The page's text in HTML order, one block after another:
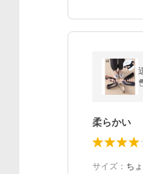
柔らかい
サイズ ： ち